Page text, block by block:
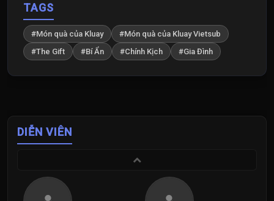
TAGS
#Món quà của Kluay
#Món quà của Kluay Vietsub
#The Gift
#Bí Ẩn #Chính Kịch #Gia Đình
DIỄN VIÊN